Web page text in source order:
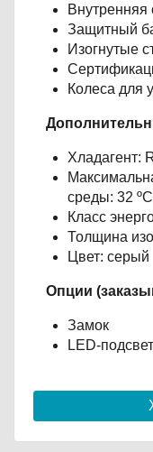
Внутренняя
Защитный
Изогнутые
Колеса для
Хладагент:
среды: 32 ºC
Класс
Толщина
Цвет: серый
Опции
Замок
LED-